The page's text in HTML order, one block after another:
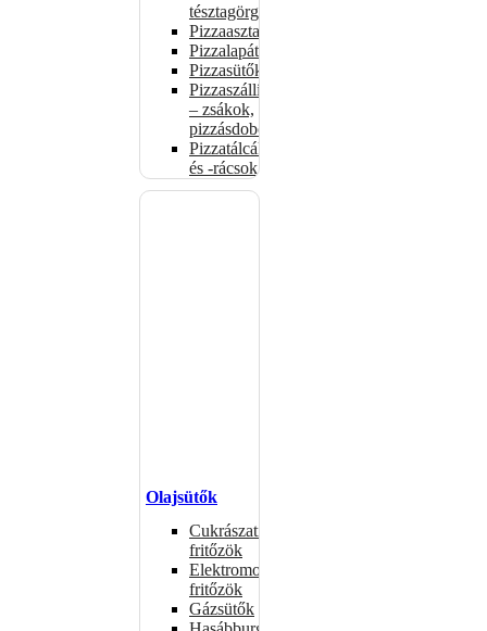
tésztagörgők
Pizzaasztalok
Pizzalapátok
Pizzasütők
Pizzaszállítás
– zsákok,
pizzásdobozok
Pizzatálcák
és -rácsok
Olajsütők
Cukrászati
fritőzök
Elektromos
fritőzök
Gázsütők